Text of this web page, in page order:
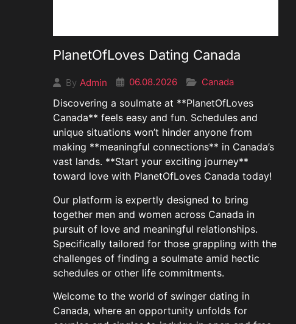
PlanetOfLoves Dating Canada
By Admin 06.08.2026 Canada
Discovering a soulmate at **PlanetOfLoves
Canada** feels easy and fun. Schedules and
unique situations won’t hinder anyone from
making **meaningful connections** in Canada’s
vast lands. **Start your exciting journey**
toward love with PlanetOfLoves Canada today!
Our platform is expertly designed to bring
together men and women across Canada in
pursuit of love and meaningful relationships.
Specifically tailored for those grappling with the
challenges of finding a soulmate amid hectic
schedules or other life commitments.
Welcome to the world of swinger dating in
Canada, where an opportunity unfolds for